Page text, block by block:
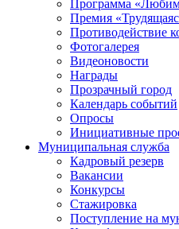
Программа
Премия
Противодействие
Фотогалерея
Видеоновости
Награды
Прозрачный город
Календарь событий
Опросы
Инициативные
Муниципальная служба
Кадровый резерв
Вакансии
Конкурсы
Стажировка
Поступление на